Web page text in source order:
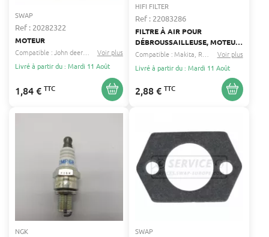
SWAP
Ref : 20282322
MOTEUR
Compatible :
John deere Echo...
Voir plus
Livré à partir du : Mardi 11 Août
1,84 € TTC
HIFI FILTER
Ref : 22083286
FILTRE À AIR POUR
DÉBROUSSAILLEUSE, MOTEUR,
MOTOBINEUSE, SOUFFLEUR
DOLMAR, HUSQVARNA,
MAKITA HIFI FILTER 593-
35009-00
Compatible : Makita Robin ...
Voir plus
Livré à partir du : Mardi 11 Août
2,88 € TTC
NGK SWAP